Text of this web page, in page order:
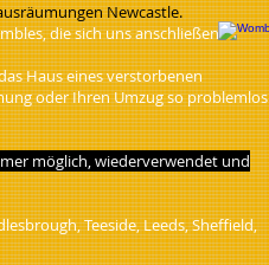
Newcastle.
die sich uns anschließen.
Haus eines verstorbenen
oder Ihren Umzug so problemlos
möglich, wiederverwendet und
Teeside, Leeds, Sheffield,